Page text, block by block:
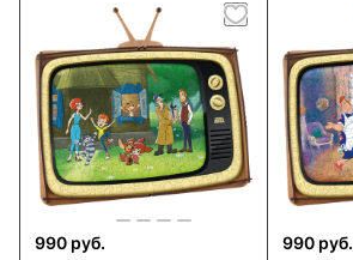
990 руб.
990 руб.